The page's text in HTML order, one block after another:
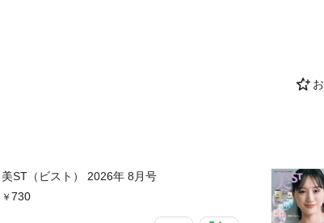
美ST（ビスト） 2026年 8月号
730